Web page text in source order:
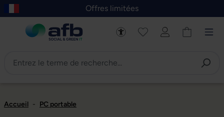
au contenu principal
Skip to B2B platform navigation
Offres limitées
Accueil - PC portable